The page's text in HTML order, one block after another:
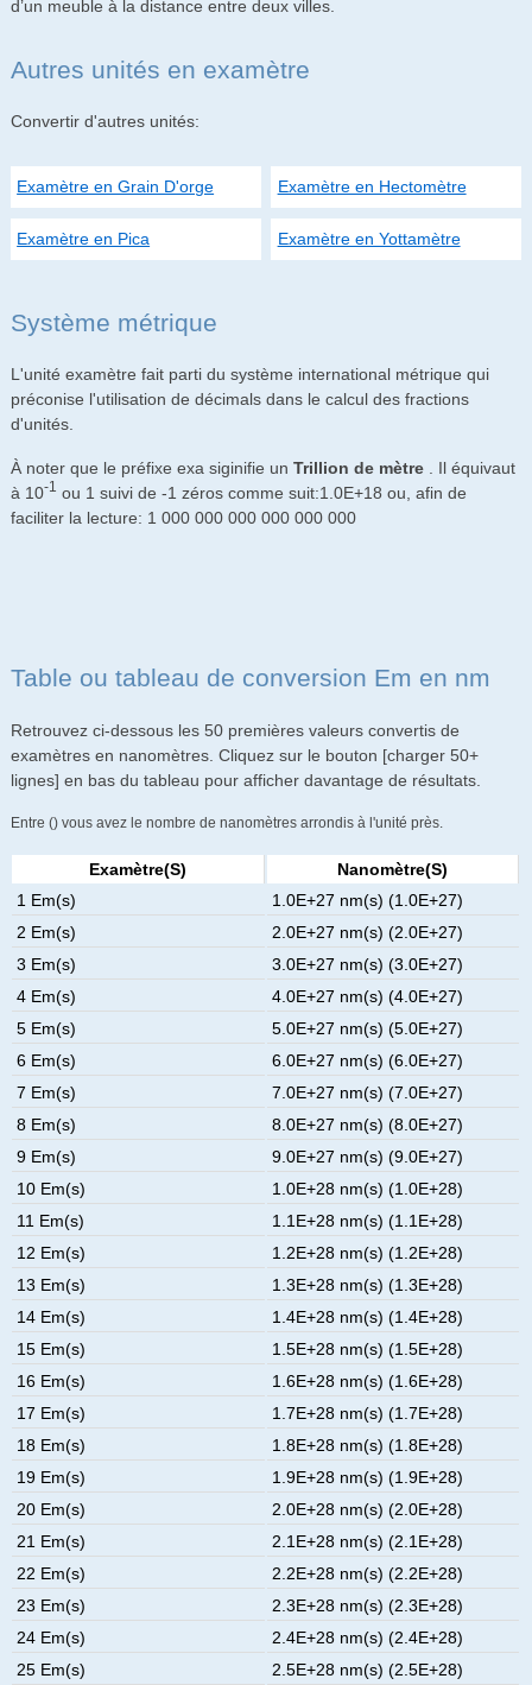
d’un meuble à la distance entre deux villes.
Autres unités en examètre
Convertir d'autres unités:
Examètre en Grain D'orge Examètre en Hectomètre
Examètre en Pica Examètre en Yottamètre
Système métrique
L'unité examètre fait parti du système international métrique qui
préconise l'utilisation de décimals dans le calcul des fractions
d'unités.
À noter que le préfixe exa siginifie un Trillion de mètre. Il équivaut
à 10-1
ou 1 suivi de -1 zéros comme suit:1.0E+18 ou, afin de
faciliter la lecture: 1 000 000 000 000 000 000
Table ou tableau de conversion Em en nm
Retrouvez ci-dessous les 50 premières valeurs convertis de
examètres en nanomètres. Cliquez sur le bouton [charger 50+
lignes] en bas du tableau pour afficher davantage de résultats.
Entre () vous avez le nombre de nanomètres arrondis à l'unité près.
Examètre(s)
Nanomètre(s)
1 Em(s)
1.0E+27 nm(s) (1.0E+27)
2 Em(s)
2.0E+27 nm(s) (2.0E+27)
3 Em(s)
3.0E+27 nm(s) (3.0E+27)
4 Em(s)
4.0E+27 nm(s) (4.0E+27)
5 Em(s)
5.0E+27 nm(s) (5.0E+27)
6 Em(s)
6.0E+27 nm(s) (6.0E+27)
7 Em(s)
7.0E+27 nm(s) (7.0E+27)
8 Em(s)
8.0E+27 nm(s) (8.0E+27)
9 Em(s)
9.0E+27 nm(s) (9.0E+27)
10 Em(s)
1.0E+28 nm(s) (1.0E+28)
11 Em(s)
1.1E+28 nm(s) (1.1E+28)
12 Em(s)
1.2E+28 nm(s) (1.2E+28)
13 Em(s)
1.3E+28 nm(s) (1.3E+28)
14 Em(s)
1.4E+28 nm(s) (1.4E+28)
15 Em(s)
1.5E+28 nm(s) (1.5E+28)
16 Em(s)
1.6E+28 nm(s) (1.6E+28)
17 Em(s)
1.7E+28 nm(s) (1.7E+28)
18 Em(s)
1.8E+28 nm(s) (1.8E+28)
19 Em(s)
1.9E+28 nm(s) (1.9E+28)
20 Em(s)
2.0E+28 nm(s) (2.0E+28)
21 Em(s)
2.1E+28 nm(s) (2.1E+28)
22 Em(s)
2.2E+28 nm(s) (2.2E+28)
23 Em(s)
2.3E+28 nm(s) (2.3E+28)
24 Em(s)
2.4E+28 nm(s) (2.4E+28)
25 Em(s)
2.5E+28 nm(s) (2.5E+28)